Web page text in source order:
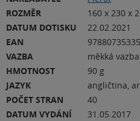
ROZMĚR
160 x 230 x 2
DATUM DOTISKU
22.02.2021
EAN
VAZBA
měkká vazba
HMOTNOST
90 g
JAZYK
angličtina,
POČET STRAN
40
DATUM VYDÁNÍ
31.05.2017